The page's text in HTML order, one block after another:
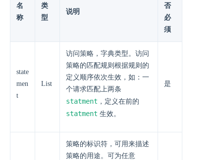
名
称
类
型
说明
否
必
须
state
men
t
List
访问策略，字典类型。访问
策略的匹配规则根据规则的
定义顺序依次生效，如：一
个请求匹配上两条
statment ，定义在前的
statment 生效。
是
策略的标识符，可用来描述
策略的用途。可为任意